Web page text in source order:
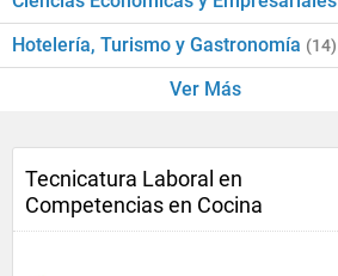
Hotelería, Turismo y Gastronomía (14)
Ver Más
Tecnicatura Laboral en
Competencias en Cocina